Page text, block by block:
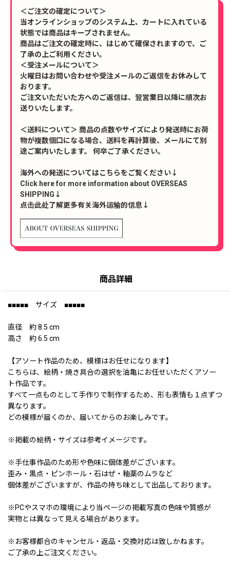
＜ご注文の確定について＞
当オンラインショップのシステム上、カートに入れている
状態では商品はキープされません。
商品はご注文の確定時に、はじめて確保されますので、ご
了承の上ご利用ください。
＜受注メールについて＞
火曜日はお問い合わせや受注メールのご返信をお休みして
おります。
ご注文いただいた方へのご返信は、翌営業日以降に順次お
送りいたします。
＜送料について＞ 商品の点数やサイズにより発送時にお荷
物が複数個口になる場合、送料を再計算後、メールにて別
途ご案内いたします。 何卒ご了承ください。
海外への発送についてはこちらをご覧ください↓
Click here for more information about OVERSEAS
SHIPPING↓
点击此处了解更多有关海外运输的信息↓
商品詳細
■■■■■ サイズ ■■■■■
直径 約 8.5 cm
高さ 約 6.5 cm
【アソート作品のため、模様はお任せになります】
こちらは、絵柄・焼き具合の選択を油亀にお任せいただくアソー
ト作品です。
すべて一点ものとして手作りで制作するため、形も表情も１点ずつ
異なります。
どの模様が届くのか、届いてからのお楽しみです。
※掲載の絵柄・サイズは参考イメージです。
※手仕事作品のため形や色味に個体差がございます。
歪み・黒点・ピンホール・石はぜ・釉薬のムラなど
個体差がございますが、作品の持ち味として出品しております。
※PCやスマホの環境により当ページの掲載写真の色味や質感が
実物とは異なって見える場合があります。
※お客様都合のキャンセル・返品・交換対応は致しかねます。
ご了承の上ご注文ください。